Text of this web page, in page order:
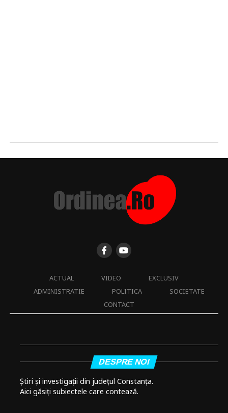
ACTUAL VIDEO
EXCLUSIV
ADMINISTRATIE
POLITICA
SOCIETATE
CONTACT
DESPRE NOI
Știri și investigații din județul Constanța.
Aici găsiți subiectele care contează.